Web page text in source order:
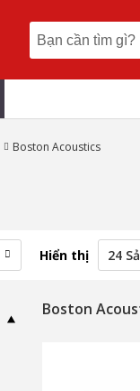
Boston Acoustics
Hiển thị
Boston